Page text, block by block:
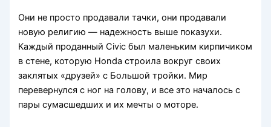
Они не просто продавали тачки, они продавали
новую религию — надежность выше показухи.
Каждый проданный Civic был маленьким кирпичиком
в стене, которую Honda строила вокруг своих
заклятых «друзей» с Большой тройки. Мир
перевернулся с ног на голову, и все это началось с
пары сумасшедших и их мечты о моторе.